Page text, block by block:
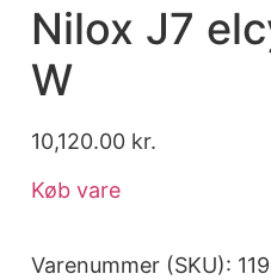
Nilox J7
W
10,120.00 kr.
Køb vare
Varenummer (SKU):